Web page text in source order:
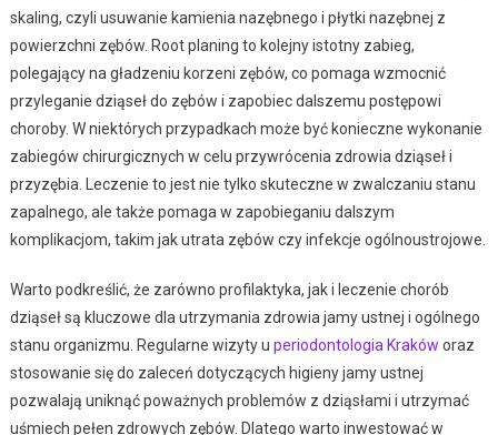
skaling, czyli usuwanie kamienia nazębnego i płytki nazębnej z
powierzchni zębów. Root planing to kolejny istotny zabieg,
polegający na gładzeniu korzeni zębów, co pomaga wzmocnić
przyleganie dziąseł do zębów i zapobiec dalszemu postępowi
choroby. W niektórych przypadkach może być konieczne wykonanie
zabiegów chirurgicznych w celu przywrócenia zdrowia dziąseł i
przyzębia. Leczenie to jest nie tylko skuteczne w zwalczaniu stanu
zapalnego, ale także pomaga w zapobieganiu dalszym
komplikacjom, takim jak utrata zębów czy infekcje ogólnoustrojowe.
Warto podkreślić, że zarówno profilaktyka, jak i leczenie chorób
dziąseł są kluczowe dla utrzymania zdrowia jamy ustnej i ogólnego
stanu organizmu. Regularne wizyty u periodontologia Kraków oraz
stosowanie się do zaleceń dotyczących higieny jamy ustnej
pozwalają uniknąć poważnych problemów z dziąsłami i utrzymać
uśmiech pełen zdrowych zębów. Dlatego warto inwestować w